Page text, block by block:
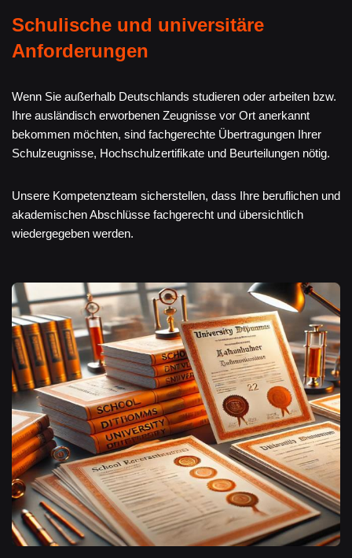
Schulische und universitäre
Anforderungen
Wenn Sie außerhalb Deutschlands studieren oder arbeiten bzw.
Ihre ausländisch erworbenen Zeugnisse vor Ort anerkannt
bekommen möchten, sind fachgerechte Übertragungen Ihrer
Schulzeugnisse, Hochschulzertifikate und Beurteilungen nötig.
Unsere Kompetenzteam sicherstellen, dass Ihre beruflichen und
akademischen Abschlüsse fachgerecht und übersichtlich
wiedergegeben werden.